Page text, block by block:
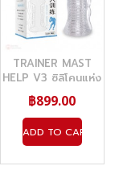
TRAINER MAST
HELP V3 ซิลิโคนแห่ง
ความสุขแบบใส นุ่ม
฿899.00
ADD TO CART